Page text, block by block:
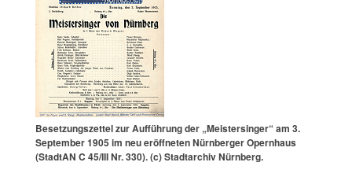
Besetzungszettel zur Aufführung der „Meistersinger“ am 3.
September 1905 im neu eröffneten Nürnberger Opernhaus
(StadtAN C 45/III Nr. 330). (c) Stadtarchiv Nürnberg.